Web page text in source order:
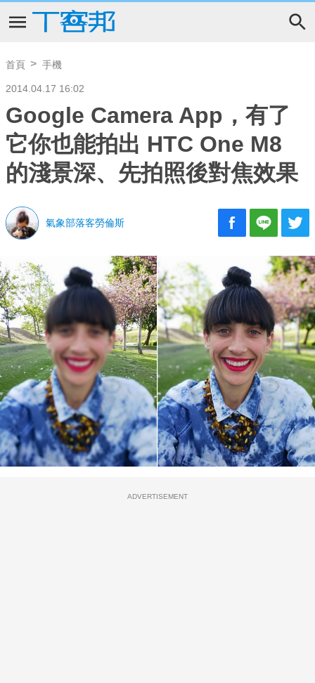
首頁 手機
2014.04.17 16:02
Google Camera App，有了
它你也能拍出 HTC One M8
的淺景深、先拍照後對焦效果
氣象部落客勞倫斯
ADVERTISEMENT